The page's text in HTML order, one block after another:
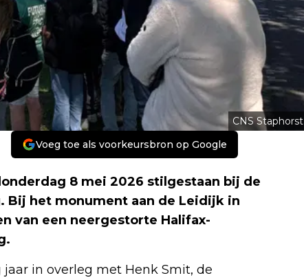
CNS Staphorst
Voeg toe als voorkeursbron op Google
8 mei 2026 stilgestaan bij de
Bij het monument aan de Leidijk in
van een neergestorte Halifax-
in overleg met Henk Smit, de